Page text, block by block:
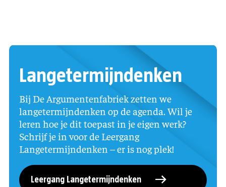
Langetermijndenken
Bij De Argumentenfabriek zetten we
langetermijndenken op de agenda. Wil je
leren hoe je dit toepast in je eigen werk?
Schrijf je in voor de Leergang
Langetermijndenken – er is nog plek!
Leergang Langetermijndenken